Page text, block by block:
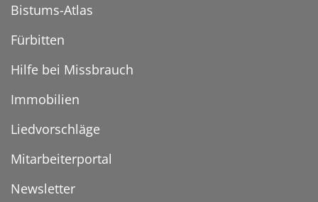
Bistums-Atlas
Fürbitten
Hilfe bei Missbrauch
Immobilien
Liedvorschläge
Mitarbeiterportal
Newsletter